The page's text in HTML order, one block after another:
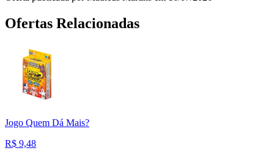
Ofertas Relacionadas
Jogo Quem Dá Mais?
R$ 9,48